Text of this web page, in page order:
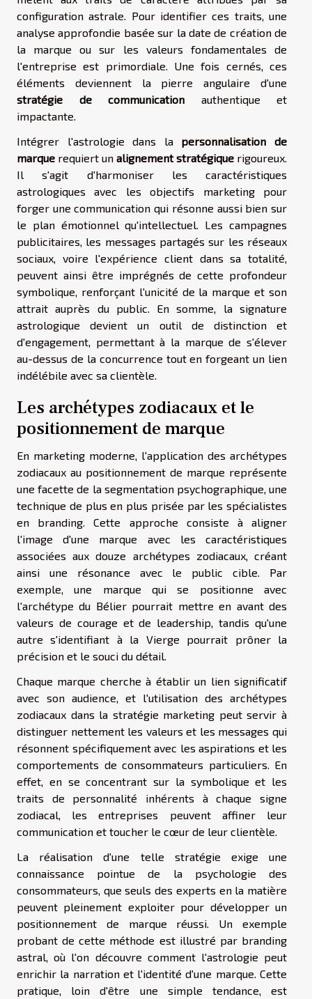
configuration astrale. Pour identifier ces traits, une
analyse approfondie basée sur la date de création de
la marque ou sur les valeurs fondamentales de
l'entreprise est primordiale. Une fois cernés, ces
éléments deviennent la pierre angulaire d'une
stratégie de communication authentique et
impactante.
Intégrer l'astrologie dans la personnalisation de
marque requiert un alignement stratégique rigoureux.
Il s'agit d'harmoniser les caractéristiques
astrologiques avec les objectifs marketing pour
forger une communication qui résonne aussi bien sur
le plan émotionnel qu'intellectuel. Les campagnes
publicitaires, les messages partagés sur les réseaux
sociaux, voire l'expérience client dans sa totalité,
peuvent ainsi être imprégnés de cette profondeur
symbolique, renforçant l'unicité de la marque et son
attrait auprès du public. En somme, la signature
astrologique devient un outil de distinction et
d'engagement, permettant à la marque de s'élever
au-dessus de la concurrence tout en forgeant un lien
indélébile avec sa clientèle.
Les archétypes zodiacaux et le
positionnement de marque
En marketing moderne, l'application des archétypes
zodiacaux au positionnement de marque représente
une facette de la segmentation psychographique, une
technique de plus en plus prisée par les spécialistes
en branding. Cette approche consiste à aligner
l'image d'une marque avec les caractéristiques
associées aux douze archétypes zodiacaux, créant
ainsi une résonance avec le public cible. Par
exemple, une marque qui se positionne avec
l'archétype du Bélier pourrait mettre en avant des
valeurs de courage et de leadership, tandis qu'une
autre s'identifiant à la Vierge pourrait prôner la
précision et le souci du détail.
Chaque marque cherche à établir un lien significatif
avec son audience, et l'utilisation des archétypes
zodiacaux dans la stratégie marketing peut servir à
distinguer nettement les valeurs et les messages qui
résonnent spécifiquement avec les aspirations et les
comportements de consommateurs particuliers. En
effet, en se concentrant sur la symbolique et les
traits de personnalité inhérents à chaque signe
zodiacal, les entreprises peuvent affiner leur
communication et toucher le cœur de leur clientèle.
La réalisation d'une telle stratégie exige une
connaissance pointue de la psychologie des
consommateurs, que seuls des experts en la matière
peuvent pleinement exploiter pour développer un
positionnement de marque réussi. Un exemple
probant de cette méthode est illustré par branding
astral , où l'on découvre comment l'astrologie peut
enrichir la narration et l'identité d'une marque. Cette
pratique, loin d'être une simple tendance, est